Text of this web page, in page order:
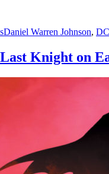
Étiquettes
Daniel Warren Johnson,
Knight on